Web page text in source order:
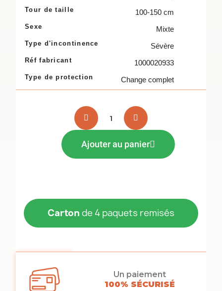
Tour de taille 100-150 cm
Sexe Mixte
Type d'incontinence Sévère
Réf fabricant 1000020933
Type de protection Change complet
Ajouter au panier
Carton de 4 paquets remisés
Un paiement
100% SÉCURISÉ